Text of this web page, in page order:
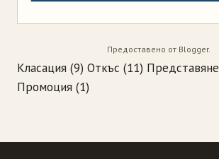
Предоставено от Blogger.
Класация (9) Откъс (11) Представяне
Промоция (1)